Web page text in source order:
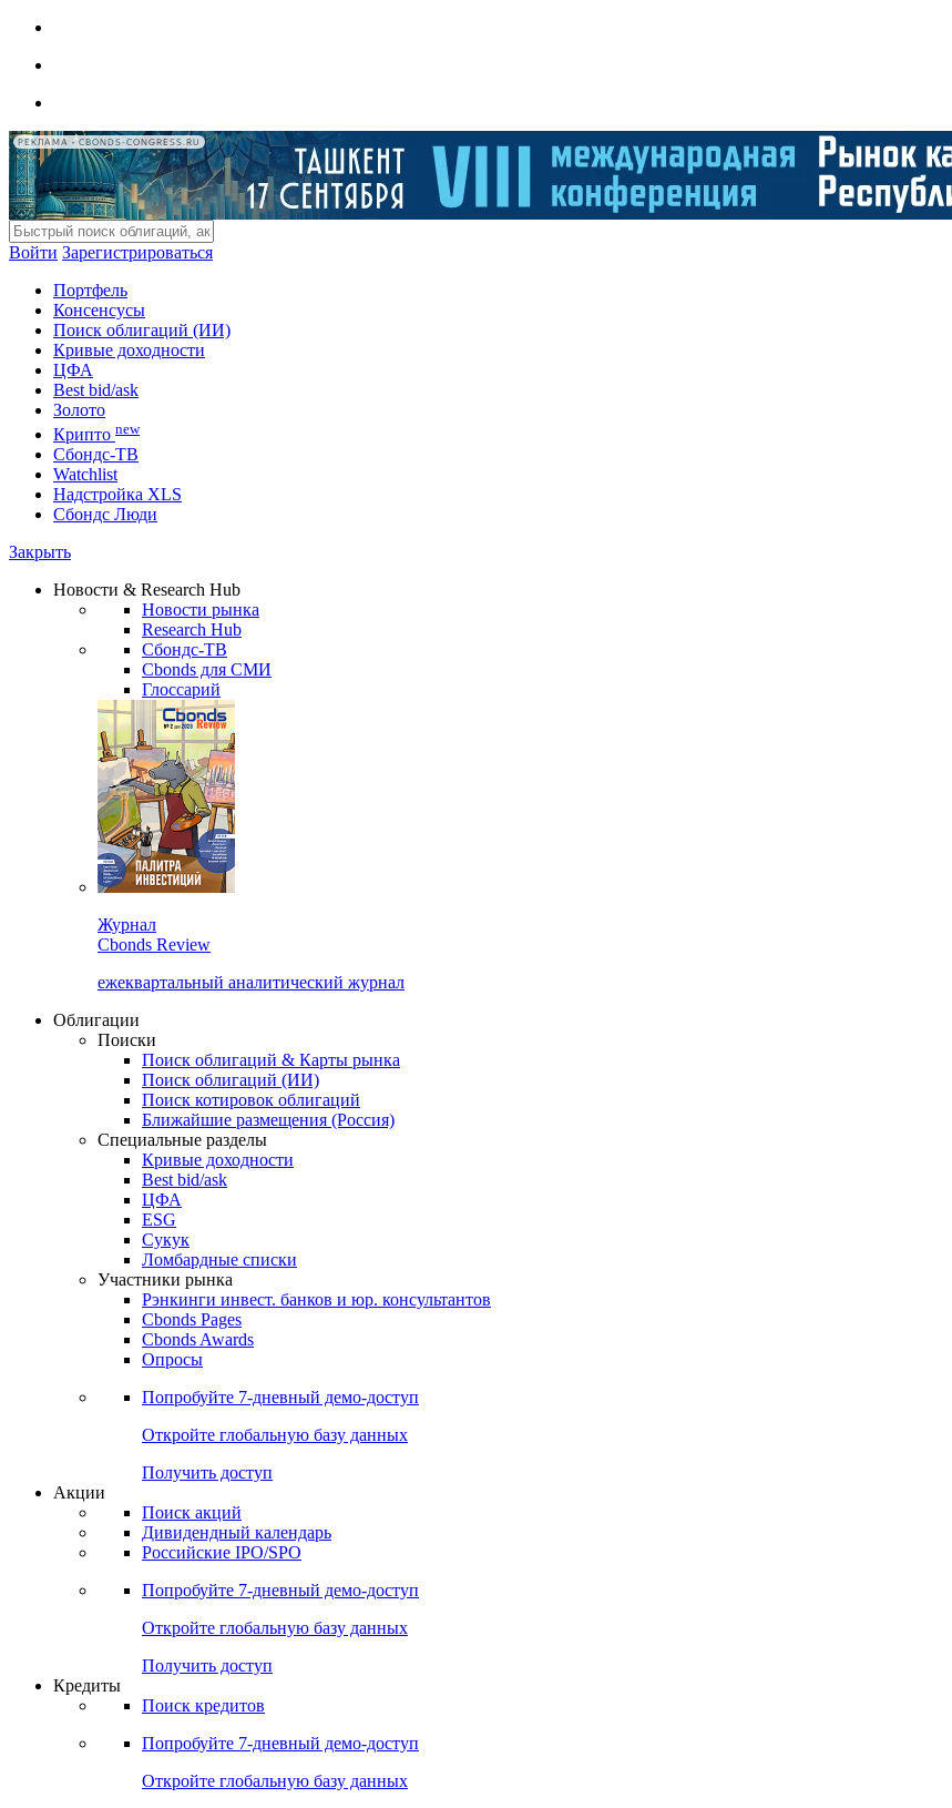
РЕКЛАМА • CBONDS-CONGRESS.RU
Войти Зарегистрироваться
Портфель
Консенсусы
Поиск облигаций (ИИ)
Кривые доходности
ЦФА
Best bid/ask
Золото
Крипто new
Сбондс-ТВ
Watchlist
Надстройка XLS
Сбондс Люди
Закрыть
Новости & Research Hub
Новости рынка
Research Hub
Сбондс-ТВ
Cbonds для СМИ
Глоссарий
Журнал
Cbonds Review
ежеквартальный аналитический журнал
Облигации
Поиски
Поиск облигаций & Карты рынка
Поиск облигаций (ИИ)
Поиск котировок облигаций
Ближайшие размещения (Россия)
Специальные разделы
Кривые доходности
Best bid/ask
ЦФА
ESG
Сукук
Ломбардные списки
Участники рынка
Рэнкинги инвест. банков и юр. консультантов
Cbonds Pages
Cbonds Awards
Опросы
Попробуйте 7-дневный демо-доступ
Откройте глобальную базу данных
Получить доступ
Акции
Поиск акций
Дивидендный календарь
Российские IPO/SPO
Попробуйте 7-дневный демо-доступ
Откройте глобальную базу данных
Получить доступ
Кредиты
Поиск кредитов
Попробуйте 7-дневный демо-доступ
Откройте глобальную базу данных